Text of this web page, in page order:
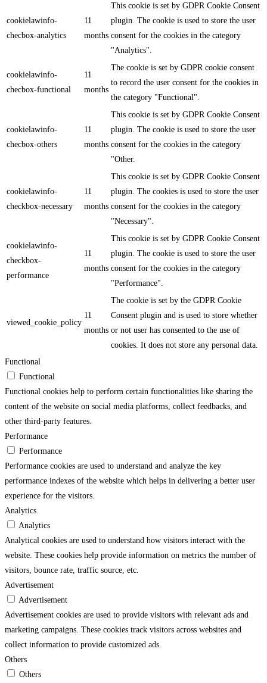
cookielawinfo-
checbox-analytics
11
months
This cookie is set by GDPR Cookie Consent
plugin. The cookie is used to store the user
consent for the cookies in the category
"Analytics".
cookielawinfo-
checbox-functional
11
months
The cookie is set by GDPR cookie consent
to record the user consent for the cookies in
the category "Functional".
cookielawinfo-
checbox-others
11
months
This cookie is set by GDPR Cookie Consent
plugin. The cookie is used to store the user
consent for the cookies in the category
"Other.
cookielawinfo-
checkbox-necessary
11
months
This cookie is set by GDPR Cookie Consent
plugin. The cookies is used to store the user
consent for the cookies in the category
"Necessary".
cookielawinfo-
checkbox-
performance
11
months
This cookie is set by GDPR Cookie Consent
plugin. The cookie is used to store the user
consent for the cookies in the category
"Performance".
viewed_cookie_policy
11
months
The cookie is set by the GDPR Cookie
Consent plugin and is used to store whether
or not user has consented to the use of
cookies. It does not store any personal data.
Functional
Functional
Functional cookies help to perform certain functionalities like sharing the
content of the website on social media platforms, collect feedbacks, and
other third-party features.
Performance
Performance
Performance cookies are used to understand and analyze the key
performance indexes of the website which helps in delivering a better user
experience for the visitors.
Analytics
Analytics
Analytical cookies are used to understand how visitors interact with the
website. These cookies help provide information on metrics the number of
visitors, bounce rate, traffic source, etc.
Advertisement
Advertisement
Advertisement cookies are used to provide visitors with relevant ads and
marketing campaigns. These cookies track visitors across websites and
collect information to provide customized ads.
Others
Others